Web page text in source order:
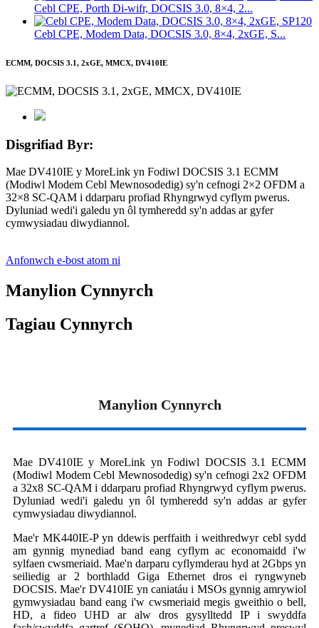
Cebl CPE, Porth Di-wifr, DOCSIS 3.0, 8×4, 2...
Cebl CPE, Modem Data, DOCSIS 3.0, 8×4, 2xGE, S...
ECMM, DOCSIS 3.1, 2xGE, MMCX, DV410IE
Disgrifiad Byr:
Mae DV410IE y MoreLink yn Fodiwl DOCSIS 3.1 ECMM
(Modiwl Modem Cebl Mewnosodedig) sy'n cefnogi 2×2 OFDM a
32×8 SC-QAM i ddarparu profiad Rhyngrwyd cyflym pwerus.
Dyluniad wedi'i galedu yn ôl tymheredd sy'n addas ar gyfer
cymwysiadau diwydiannol.
Anfonwch e-bost atom ni
Manylion Cynnyrch
Tagiau Cynnyrch
Manylion Cynnyrch
Mae DV410IE y MoreLink yn Fodiwl DOCSIS 3.1 ECMM
(Modiwl Modem Cebl Mewnosodedig) sy'n cefnogi 2x2 OFDM
a 32x8 SC-QAM i ddarparu profiad Rhyngrwyd cyflym pwerus.
Dyluniad wedi'i galedu yn ôl tymheredd sy'n addas ar gyfer
cymwysiadau diwydiannol.
Mae'r MK440IE-P yn ddewis perffaith i weithredwyr cebl sydd
am gynnig mynediad band eang cyflym ac economaidd i'w
sylfaen cwsmeriaid. Mae'n darparu cyflymderau hyd at 2Gbps yn
seiliedig ar 2 borthladd Giga Ethernet dros ei ryngwyneb
DOCSIS. Mae'r DV410IE yn caniatáu i MSOs gynnig amrywiol
gymwysiadau band eang i'w cwsmeriaid megis gweithio o bell,
HD, a fideo UHD ar alw dros gysylltedd IP i swyddfa